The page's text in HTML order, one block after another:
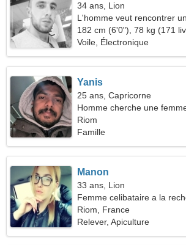
34 ans, Lion
L'homme veut rencontrer
182 cm (6'0"), 78 kg (171
Voile, Électronique
Yanis
25 ans, Capricorne
Homme cherche une
Riom
Famille
Manon
33 ans, Lion
Femme celibataire a la
43
Riom, France
Relever, Apiculture